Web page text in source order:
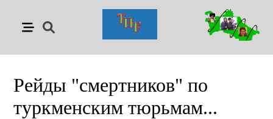
Рейды "смертников" по
туркменским тюрьмам...